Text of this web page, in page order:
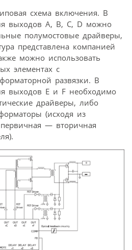
схема включения. В
выходов A, B, C, D можно
полумостовые драйверы,
представлена компанией
можно использовать
элементах с
развязки. В
выходов E и F необходимо
драйверы, либо
(исходя из
— вторичная